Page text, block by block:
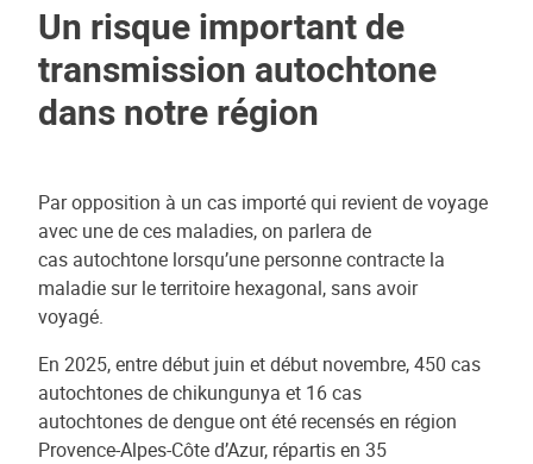
Un risque important de
transmission autochtone
dans notre région
Par opposition à un cas importé qui revient de voyage
avec une de ces maladies, on parlera de
cas autochtone lorsqu’une personne contracte la
maladie sur le territoire hexagonal, sans avoir
voyagé.
En 2025, entre début juin et début novembre, 450 cas
autochtones de chikungunya et 16 cas
autochtones de dengue ont été recensés en région
Provence-Alpes-Côte d’Azur, répartis en 35